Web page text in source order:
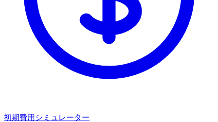
初期費用シミュレーター